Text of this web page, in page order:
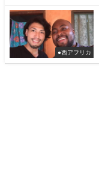
●西アフリカ